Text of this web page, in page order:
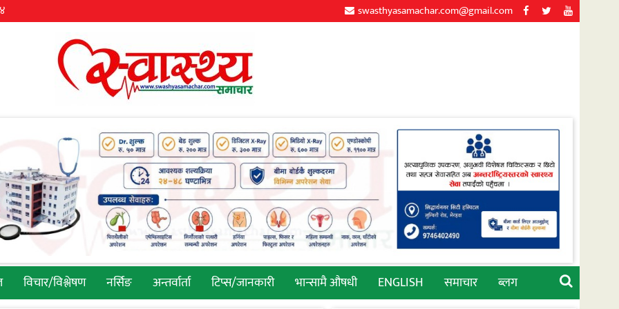
swasthyasamachar.com@gmail.com
विचार/विश्लेषण नर्सिङ अन्तर्वार्ता टिप्स/जानकारी भान्सामै औषधी ENGLISH समाचार ब्लग